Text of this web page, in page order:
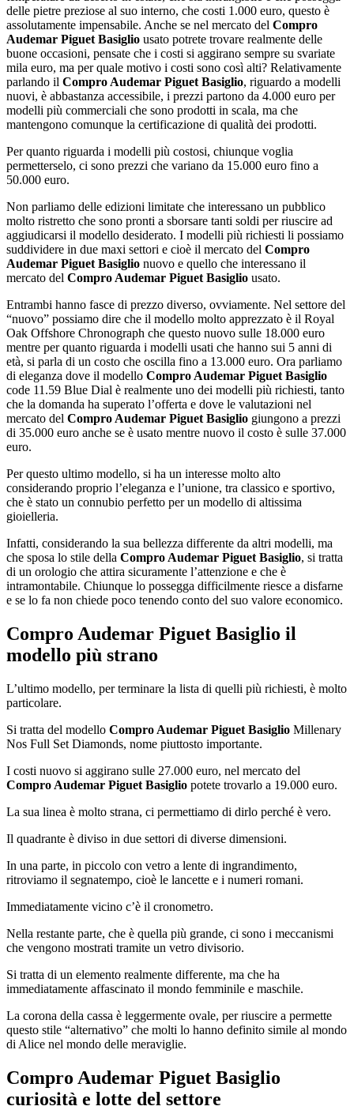
delle pietre preziose al suo interno, che costi 1.000 euro, questo è
assolutamente impensabile. Anche se nel mercato del Compro
Audemar Piguet Basiglio usato potrete trovare realmente delle
buone occasioni, pensate che i costi si aggirano sempre su svariate
mila euro, ma per quale motivo i costi sono così alti? Relativamente
parlando il Compro Audemar Piguet Basiglio, riguardo a modelli
nuovi, è abbastanza accessibile, i prezzi partono da 4.000 euro per
modelli più commerciali che sono prodotti in scala, ma che
mantengono comunque la certificazione di qualità dei prodotti.
Per quanto riguarda i modelli più costosi, chiunque voglia
permetterselo, ci sono prezzi che variano da 15.000 euro fino a
50.000 euro.
Non parliamo delle edizioni limitate che interessano un pubblico
molto ristretto che sono pronti a sborsare tanti soldi per riuscire ad
aggiudicarsi il modello desiderato. I modelli più richiesti li possiamo
suddividere in due maxi settori e cioè il mercato del Compro
Audemar Piguet Basiglio nuovo e quello che interessano il
mercato del Compro Audemar Piguet Basiglio usato.
Entrambi hanno fasce di prezzo diverso, ovviamente. Nel settore del
“nuovo” possiamo dire che il modello molto apprezzato è il Royal
Oak Offshore Chronograph che questo nuovo sulle 18.000 euro
mentre per quanto riguarda i modelli usati che hanno sui 5 anni di
età, si parla di un costo che oscilla fino a 13.000 euro. Ora parliamo
di eleganza dove il modello Compro Audemar Piguet Basiglio
code 11.59 Blue Dial è realmente uno dei modelli più richiesti, tanto
che la domanda ha superato l’offerta e dove le valutazioni nel
mercato del Compro Audemar Piguet Basiglio giungono a prezzi
di 35.000 euro anche se è usato mentre nuovo il costo è sulle 37.000
euro.
Per questo ultimo modello, si ha un interesse molto alto
considerando proprio l’eleganza e l’unione, tra classico e sportivo,
che è stato un connubio perfetto per un modello di altissima
gioielleria.
Infatti, considerando la sua bellezza differente da altri modelli, ma
che sposa lo stile della Compro Audemar Piguet Basiglio, si tratta
di un orologio che attira sicuramente l’attenzione e che è
intramontabile. Chiunque lo possegga difficilmente riesce a disfarne
e se lo fa non chiede poco tenendo conto del suo valore economico.
Compro Audemar Piguet Basiglio il
modello più strano
L’ultimo modello, per terminare la lista di quelli più richiesti, è molto
particolare.
Si tratta del modello Compro Audemar Piguet Basiglio Millenary
Nos Full Set Diamonds, nome piuttosto importante.
I costi nuovo si aggirano sulle 27.000 euro, nel mercato del
Compro Audemar Piguet Basiglio potete trovarlo a 19.000 euro.
La sua linea è molto strana, ci permettiamo di dirlo perché è vero.
Il quadrante è diviso in due settori di diverse dimensioni.
In una parte, in piccolo con vetro a lente di ingrandimento,
ritroviamo il segnatempo, cioè le lancette e i numeri romani.
Immediatamente vicino c’è il cronometro.
Nella restante parte, che è quella più grande, ci sono i meccanismi
che vengono mostrati tramite un vetro divisorio.
Si tratta di un elemento realmente differente, ma che ha
immediatamente affascinato il mondo femminile e maschile.
La corona della cassa è leggermente ovale, per riuscire a permette
questo stile “alternativo” che molti lo hanno definito simile al mondo
di Alice nel mondo delle meraviglie.
Compro Audemar Piguet Basiglio
curiosità e lotte del settore